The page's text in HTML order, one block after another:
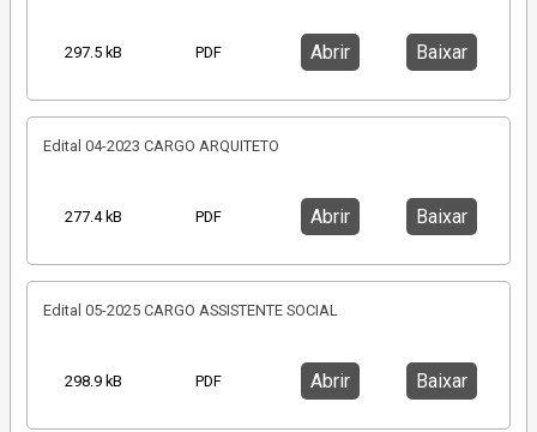
297.5 kB PDF Abrir Baixar
Edital 04-2023 CARGO ARQUITETO
277.4 kB PDF Abrir Baixar
Edital 05-2025 CARGO ASSISTENTE SOCIAL
298.9 kB PDF Abrir Baixar